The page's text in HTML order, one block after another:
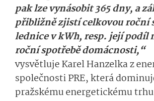
pak lze vynásobit 365 dny, a
přibližně zjistí celkovou roční
lednice v kWh, resp. její podíl
roční spotřebě domácnosti,“
vysvětluje Karel Hanzelka z
společnosti PRE, která
pražskému energetickému